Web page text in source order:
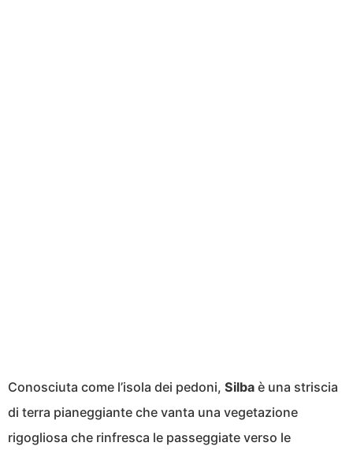
Conosciuta come l’isola dei pedoni, Silba è una striscia
di terra pianeggiante che vanta una vegetazione
rigogliosa che rinfresca le passeggiate verso le